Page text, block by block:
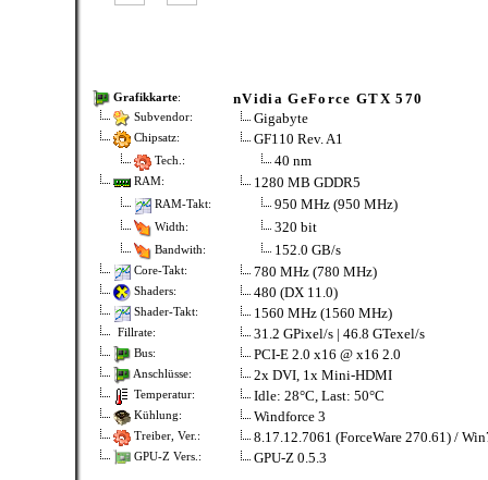
Grafikkarte: nVidia GeForce GTX 570
Subvendor: Gigabyte
Chipsatz: GF110 Rev. A1
Tech.: 40 nm
RAM: 1280 MB GDDR5
RAM-Takt: 950 MHz (950 MHz)
Width: 320 bit
Bandwith: 152.0 GB/s
Core-Takt: 780 MHz (780 MHz)
Shaders: 480 (DX 11.0)
Shader-Takt: 1560 MHz (1560 MHz)
Fillrate: 31.2 GPixel/s | 46.8 GTexel/s
Bus: PCI-E 2.0 x16 @ x16 2.0
Anschlüsse: 2x DVI, 1x Mini-HDMI
Temperatur: Idle: 28°C, Last: 50°C
Kühlung: Windforce 3
Treiber, Ver.: 8.17.12.7061 (ForceWare 270.61) /
GPU-Z Vers.: GPU-Z 0.5.3